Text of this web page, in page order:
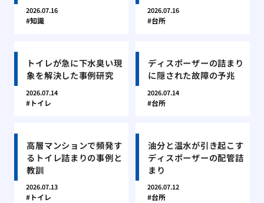
2026.07.16
知識
2026.07.16
台所
トイレが急に下水臭い現
象を解決した事例研究
2026.07.14
トイレ
ディスポーザーの詰まり
に隠された故障の予兆
2026.07.14
台所
高層マンションで頻発す
るトイレ詰まりの事例と
教訓
2026.07.13
トイレ
油分と温水が引き起こす
ディスポーザーの配管詰
まり
2026.07.12
台所